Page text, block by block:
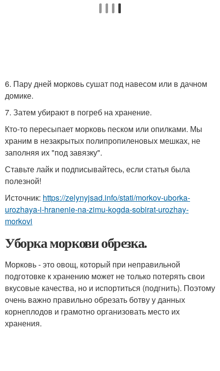
6. Пару дней морковь сушат под навесом или в дачном
домике.
7. Затем убирают в погреб на хранение.
Кто-то пересыпает морковь песком или опилками. Мы
храним в незакрытых полипропиленовых мешках, не
заполняя их "под завязку".
Ставьте лайк и подписывайтесь, если статья была
полезной!
Источник: https://zelynyjsad.info/stati/morkov-uborka-
urozhaya-i-hranenie-na-zimu-kogda-sobirat-urozhay-
morkovi
Уборка моркови обрезка.
Морковь - это овощ, который при неправильной
подготовке к хранению может не только потерять свои
вкусовые качества, но и испортиться (подгнить). Поэтому
очень важно правильно обрезать ботву у данных
корнеплодов и грамотно организовать место их
хранения.